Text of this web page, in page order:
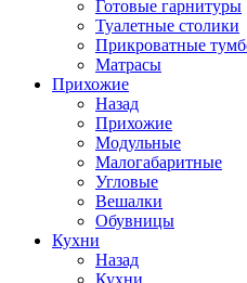
Готовые гарнитуры
Туалетные столики
Прикроватные
Матрасы
Прихожие
Назад
Прихожие
Модульные
Малогабаритные
Угловые
Вешалки
Обувницы
Кухни
Назад
Кухни